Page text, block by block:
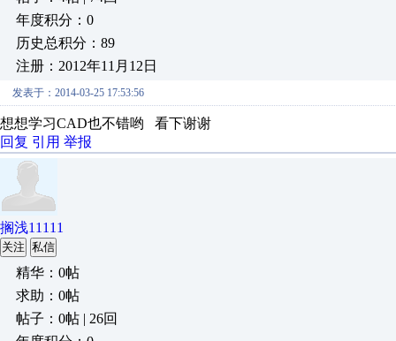
年度积分：0
历史总积分：89
注册：2012年11月12日
发表于：2014-03-25 17:53:56
想想学习CAD也不错哟 看下谢谢
回复 引用 举报
搁浅11111
关注 私信
精华：0帖
求助：0帖
帖子：0帖 | 26回